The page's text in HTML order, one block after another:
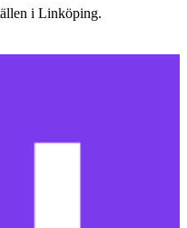
i Linköping.